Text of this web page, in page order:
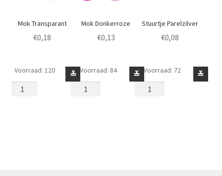
Mok Transparant
€0,18
Mok
Transparant
≚
Voorraad: 120
Mok Donkerroze
€0,13
Mok
Donkerroze
≚
Voorraad: 84
Stuurtje Parelzilver
€0,08
Stuurtje
Parelzilver
≚
Voorraad: 72